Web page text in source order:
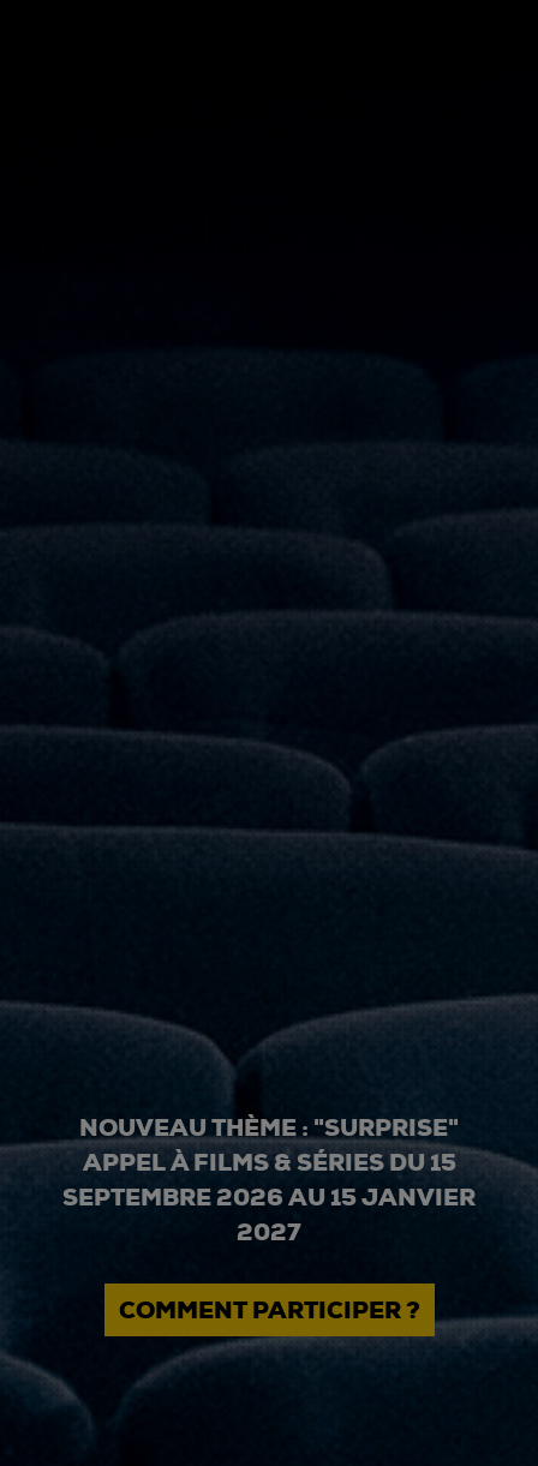
NOUVEAU THÈME : "SURPRISE"
APPEL À FILMS & SÉRIES DU 15
SEPTEMBRE 2026 AU 15 JANVIER
2027
COMMENT PARTICIPER ?